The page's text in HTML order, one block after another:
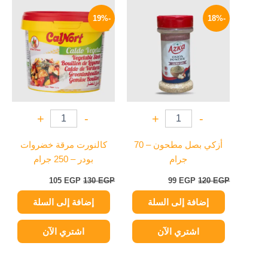
-18%
-
+
أزكي بصل مطحون – 70
جرام
120EGP
الأصلي
هو:
120 EGP.
99 EGP
الحالي
هو:
99 EGP.
إضافة إلى السلة
اشتري الآن
-19%
-
+
كالنورت مرقة خضروات
بودر – 250 جرام
130EGP
الأصلي
هو:
130 EGP.
105 EGP
الحالي
هو:
105 EGP.
إضافة إلى السلة
اشتري الآن